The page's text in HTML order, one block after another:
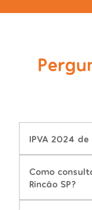
IPVA 2024 de
Como
Rincão SP?